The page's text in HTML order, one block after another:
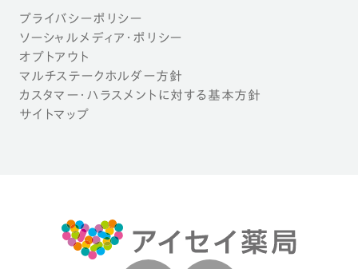
プライバシーポリシー
ソーシャルメディア・ポリシー
オプトアウト
マルチステークホルダー方針
カスタマー・ハラスメントに対する基本方針
サイトマップ